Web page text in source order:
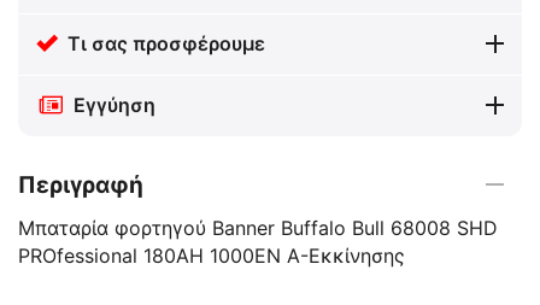
Τι σας προσφέρουμε
Εγγύηση
Περιγραφή
Μπαταρία φορτηγού Banner Buffalo Bull 68008 SHD
PROfessional 180AH 1000EN Α-Εκκίνησης